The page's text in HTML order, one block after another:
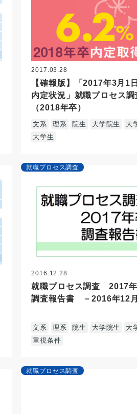
2017.03.28
【確報版】「2017年3月1
内定状況」就職プロセス調
（2018年卒）
文系 理系 院生 大学院生
大
大学生
就職プロセス調査
2016.12.28
就職プロセス調査 2017
調査報告書 －2016年12
文系 理系 院生 大学院生
大
重視条件
就職プロセス調査